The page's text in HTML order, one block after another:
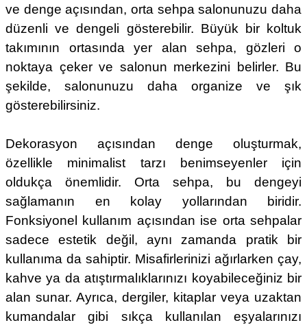
ve denge açısından, orta sehpa salonunuzu daha
düzenli ve dengeli gösterebilir. Büyük bir koltuk
takımının ortasında yer alan sehpa, gözleri o
noktaya çeker ve salonun merkezini belirler. Bu
şekilde, salonunuzu daha organize ve şık
gösterebilirsiniz.
Dekorasyon açısından denge oluşturmak,
özellikle minimalist tarzı benimseyenler için
oldukça önemlidir. Orta sehpa, bu dengeyi
sağlamanın en kolay yollarından biridir.
Fonksiyonel kullanım açısından ise orta sehpalar
sadece estetik değil, aynı zamanda pratik bir
kullanıma da sahiptir. Misafirlerinizi ağırlarken çay,
kahve ya da atıştırmalıklarınızı koyabileceğiniz bir
alan sunar. Ayrıca, dergiler, kitaplar veya uzaktan
kumandalar gibi sıkça kullanılan eşyalarınızı